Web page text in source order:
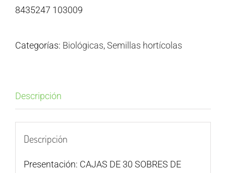
8435247 103009
Categorías: Biológicas,Semillas hortícolas
Descripción
Descripción
Presentación: CAJAS DE 30 SOBRES DE